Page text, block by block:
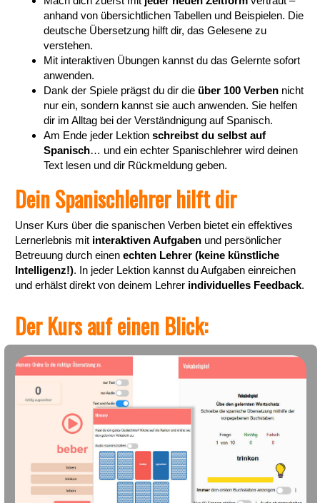
anhand von übersichtlichen Tabellen und Beispielen. Die
deutsche Übersetzung hilft dir, das Gelesene zu
verstehen.
Mit interaktiven Übungen kannst du das Gelernte sofort
anwenden.
Dank der Spiele prägst du dir die über 100 Verben nicht
nur ein, sondern kannst sie auch anwenden. Sie helfen
dir im Alltag bei der Verständnigung auf Spanisch.
Am Ende jeder Lektion schreibst du selbst auf
Spanisch… und ein echter Spanischlehrer wird deinen
Text lesen und dir Rückmeldung geben.
Dein Spanischlehrer hilft dir
Unser Kurs über die spanischen Verben bietet ein effektives
Lernerlebnis mit interaktiven Aufgaben und persönlicher
Betreuung durch einen echten Lehrer (keine künstliche
Intelligenz!). In jeder Lektion kannst du Aufgaben einreichen
und erhälst direkt von deinem Lehrer individuelles Feedback.
Der Kurs auf einen Blick: